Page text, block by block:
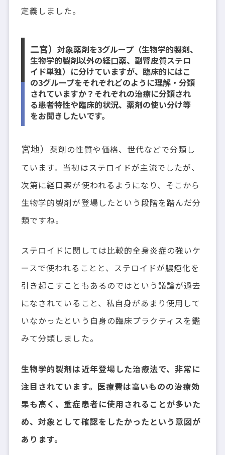
定義しました。
二宮）対象薬剤を3グループ（生物学的製剤、
生物学的製剤以外の経口薬、副腎皮質ステロ
イド単独）に分けていますが、臨床的にはこ
の3グループをそれぞれどのように理解・分類
されていますか？それぞれの治療に分類され
る患者特性や臨床的状況、薬剤の使い分け等
をお聞きしたいです。
宮地） 薬剤の性質や価格、世代などで分類し
ています。当初はステロイドが主流でしたが、
次第に経口薬が使われるようになり、そこから
生物学的製剤が登場したという段階を踏んだ分
類ですね。
ステロイドに関しては比較的全身炎症の強いケ
ースで使われることと、ステロイドが膿疱化を
引き起こすこともあるのではという議論が過去
になされていること、私自身があまり使用して
いなかったという自身の臨床プラクティスを鑑
みて分類しました。
生物学的製剤は近年登場した治療法で、非常に
注目されています。医療費は高いものの治療効
果も高く、重症患者に使用されることが多いた
め、対象として確認をしたかったという意図が
あります。